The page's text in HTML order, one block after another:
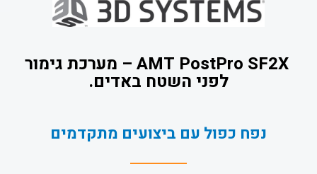
AMT PostPro SF2X – מערכת גימור
לפני השטח באדים.
נפח כפול עם ביצועים מתקדמים